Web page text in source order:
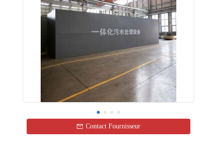
Contact Fournisseur